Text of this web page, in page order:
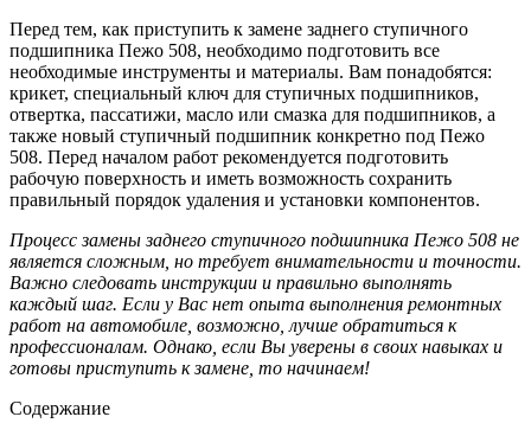
Перед тем, как приступить к замене заднего ступичного
подшипника Пежо 508, необходимо подготовить все
необходимые инструменты и материалы. Вам понадобятся:
крикет, специальный ключ для ступичных подшипников,
отвертка, пассатижи, масло или смазка для подшипников, а
также новый ступичный подшипник конкретно под Пежо
508. Перед началом работ рекомендуется подготовить
рабочую поверхность и иметь возможность сохранить
правильный порядок удаления и установки компонентов.
Процесс замены заднего ступичного подшипника Пежо 508 не
является сложным, но требует внимательности и точности.
Важно следовать инструкции и правильно выполнять
каждый шаг. Если у Вас нет опыта выполнения ремонтных
работ на автомобиле, возможно, лучше обратиться к
профессионалам. Однако, если Вы уверены в своих навыках и
готовы приступить к замене, то начинаем!
Содержание